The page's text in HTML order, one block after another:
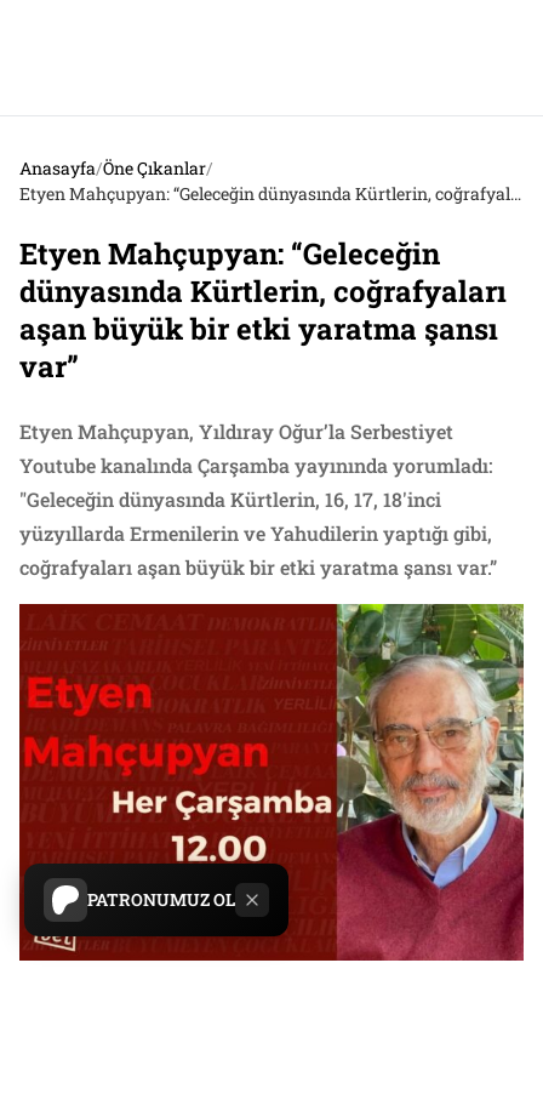
PATRONUMUZ OL
Anasayfa/Öne Çıkanlar/
Etyen Mahçupyan: “Geleceğin dünyasında Kürtlerin, coğrafyaları aşan büyük bir etki yaratma şansı var”
Etyen Mahçupyan: “Geleceğin
dünyasında Kürtlerin, coğrafyaları
aşan büyük bir etki yaratma şansı
var”
Etyen Mahçupyan, Yıldıray Oğur’la Serbestiyet
Youtube kanalında Çarşamba yayınında yorumladı:
"Geleceğin dünyasında Kürtlerin, 16, 17, 18'inci
yüzyıllarda Ermenilerin ve Yahudilerin yaptığı gibi,
coğrafyaları aşan büyük bir etki yaratma şansı var.”